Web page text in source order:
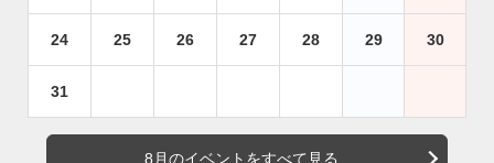
24 25 26 27 28 29 30
31
8月のイベントをすべて見る